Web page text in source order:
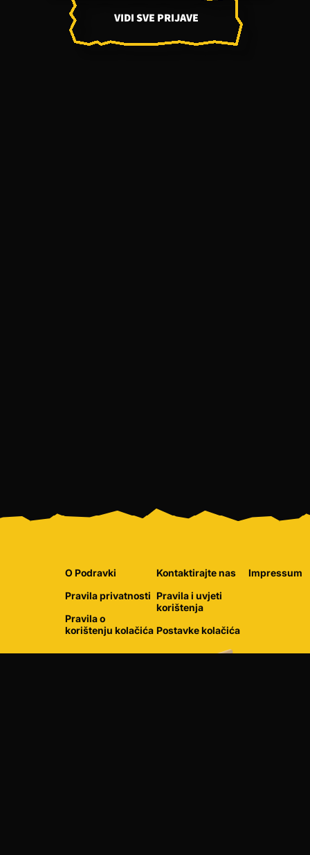
VIDI SVE PRIJAVE
O Podravki
Pravila privatnosti
Pravila o
korištenju kolačića
Kontaktirajte nas
Pravila i uvjeti
korištenja
Postavke kolačića
Impressum